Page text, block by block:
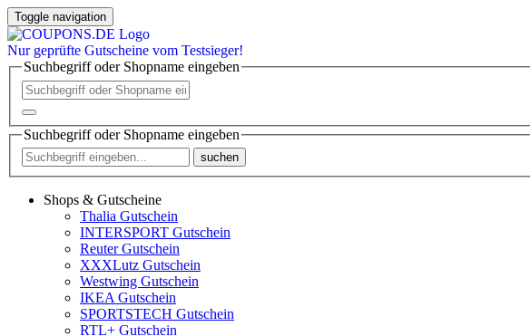
Toggle navigation
Nur geprüfte Gutscheine vom Testsieger!
Suchbegriff oder Shopname eingeben
Suchbegriff oder Shopname eingeben
suchen
Shops & Gutscheine
Thalia Gutschein
INTERSPORT Gutschein
Reuter Gutschein
XXXLutz Gutschein
Westwing Gutschein
IKEA Gutschein
SPORTSTECH Gutschein
RTL+ Gutschein